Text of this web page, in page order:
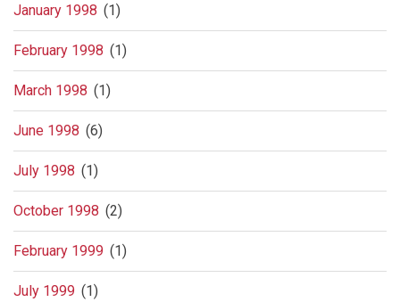
January 1998 (1)
February 1998 (1)
March 1998 (1)
June 1998 (6)
July 1998 (1)
October 1998 (2)
February 1999 (1)
July 1999 (1)